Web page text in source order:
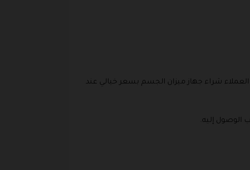
شراء جهاز ميزان الجسم بسعر خيالي عند
الوصول إليه.